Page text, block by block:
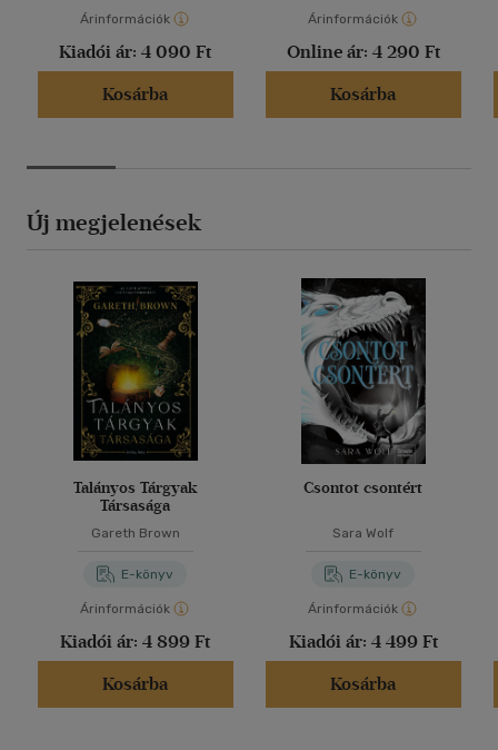
Árinformációk
Kiadói ár: 4 090 Ft
Kosárba
Árinformációk
Online ár: 4 290 Ft
Kosárba
Új megjelenések
Talányos Tárgyak
Társasága
Gareth Brown
E-könyv
Árinformációk
Kiadói ár: 4 899 Ft
Kosárba
Csontot csontért
Sara Wolf
E-könyv
Árinformációk
Kiadói ár: 4 499 Ft
Kosárba